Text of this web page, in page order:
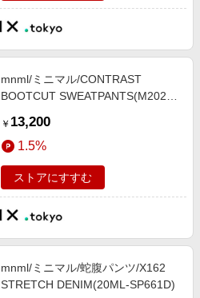
mnml/ミニマル/CONTRAST
BOOTCUT SWEATPANTS(M2021-
￥ 13,200
1.5%
ストアにすすむ
mnml/ミニマル/蛇腹パンツ/X162
STRETCH DENIM(20ML-SP661D)